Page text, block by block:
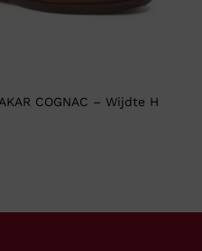
COGNAC – Wijdte H